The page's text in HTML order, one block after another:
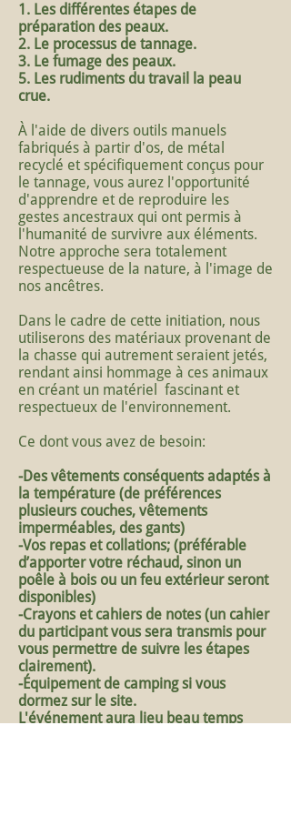
1. Les différentes étapes de
préparation des peaux.
2. Le processus de tannage.
3. Le fumage des peaux.
5. Les rudiments du travail la peau
crue.
À l'aide de divers outils manuels
fabriqués à partir d'os, de métal
recyclé et spécifiquement conçus pour
le tannage, vous aurez l'opportunité
d'apprendre et de reproduire les
gestes ancestraux qui ont permis à
l'humanité de survivre aux éléments.
Notre approche sera totalement
respectueuse de la nature, à l'image de
nos ancêtres.
Dans le cadre de cette initiation, nous
utiliserons des matériaux provenant de
la chasse qui autrement seraient jetés,
rendant ainsi hommage à ces animaux
en créant un matériel fascinant et
respectueux de l'environnement.
Ce dont vous avez de besoin:
-Des vêtements conséquents adaptés à
la température (de préférences
plusieurs couches, vêtements
imperméables, des gants)
-Vos repas et collations; (préférable
d’apporter votre réchaud, sinon un
poêle à bois ou un feu extérieur seront
disponibles)
-Crayons et cahiers de notes (un cahier
du participant vous sera transmis pour
vous permettre de suivre les étapes
clairement).
-Équipement de camping si vous
dormez sur le site.
L'événement aura lieu beau temps